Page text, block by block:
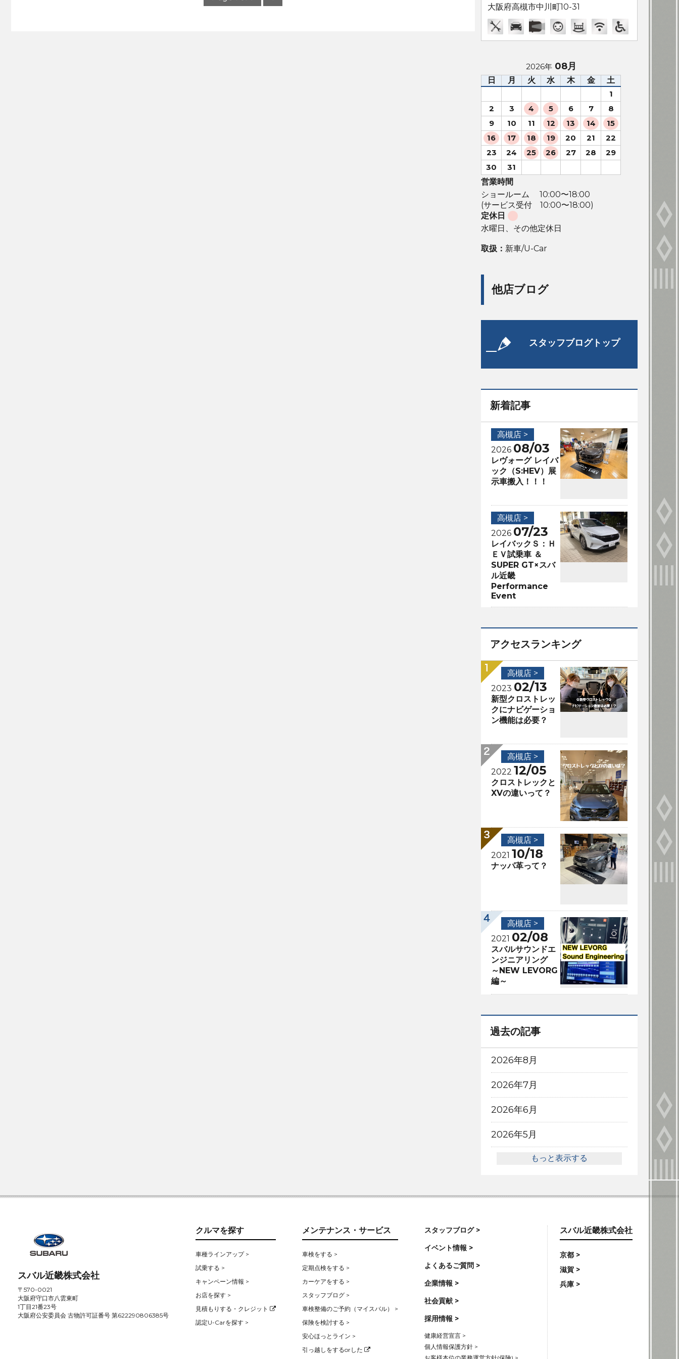
大阪府高槻市中川町10-31
2026年 08月
日 月 火 水 木 金 土
1
2
3 4 5 6 7
8
9
10 11 12 13 14
15
16
17 18 19 20 21
22
23
24 25 26 27 28
29
30
31
営業時間
ショールーム 10:00〜18:00
(サービス受付 10:00〜18:00)
定休日
水曜日、その他定休日
取扱： 新車/U-Car
他店ブログ
スタッフブログトップ
新着記事
高槻店 >
2026 08/03
レヴォーグ レイバ
ック（S:HEV）展
示車搬入！！！
高槻店 >
2026 07/23
レイバックＳ：Ｈ
ＥＶ試乗車 ＆
SUPER GT×スバ
ル近畿
Performance
Event
アクセスランキング
高槻店 >
2023 02/13
新型クロストレッ
クにナビゲーショ
ン機能は必要？
高槻店 >
2022 12/05
クロストレックと
XVの違いって？
高槻店 >
2021 10/18
ナッパ革って？
高槻店 >
2021 02/08
スバルサウンドエ
ンジニアリング
～NEW LEVORG
編～
過去の記事
2026年8月
2026年7月
2026年6月
2026年5月
もっと表示する
スバル近畿株式会社
〒570-0021
大阪府守口市八雲東町
1丁目21番23号
大阪府公安委員会 古物許可証番号 第622290806385号
クルマを探す
車種ラインアップ >
試乗する >
キャンペーン情報 >
お店を探す >
見積もりする・クレジット
認定U-Carを探す >
メンテナンス・サービス
車検をする >
定期点検をする >
カーケアをする >
スタッフブログ >
車検整備のご予約（マイスバル） >
保険を検討する >
安心ほっとライン >
引っ越しをするorした
スタッフブログ >
イベント情報 >
よくあるご質問 >
企業情報 >
社会貢献 >
採用情報 >
健康経営宣言 >
個人情報保護方針 >
スバル近畿株式会社
京都 >
滋賀 >
兵庫 >